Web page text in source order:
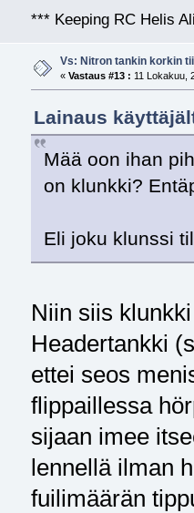
*** Keeping RC Helis
Vs: Nitron tankin korkin
« Vastaus #13 : 11 Lokakuu,
Lainaus
Mää oon ihan
on klunkki?
Eli joku klunssi
Niin siis
Headertankki
ettei seos
flippaillessa
sijaan imee
lennellä ilman
fuilimäärän